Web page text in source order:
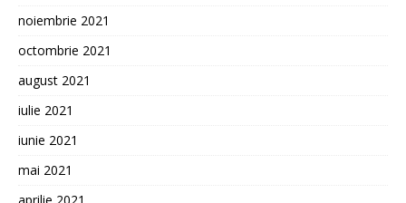
noiembrie 2021
octombrie 2021
august 2021
iulie 2021
iunie 2021
mai 2021
aprilie 2021